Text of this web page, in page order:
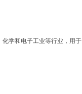
学和电子工业等行业，用于